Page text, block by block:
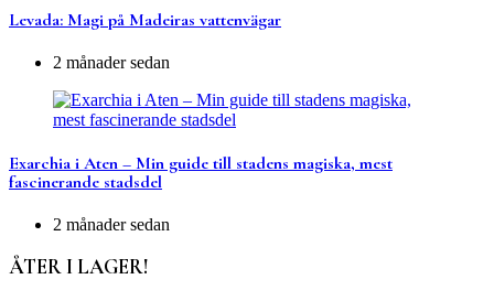
Levada: Magi på Madeiras vattenvägar
2 månader sedan
Exarchia i Aten – Min guide till stadens magiska, mest
fascinerande stadsdel
2 månader sedan
ÅTER I LAGER!